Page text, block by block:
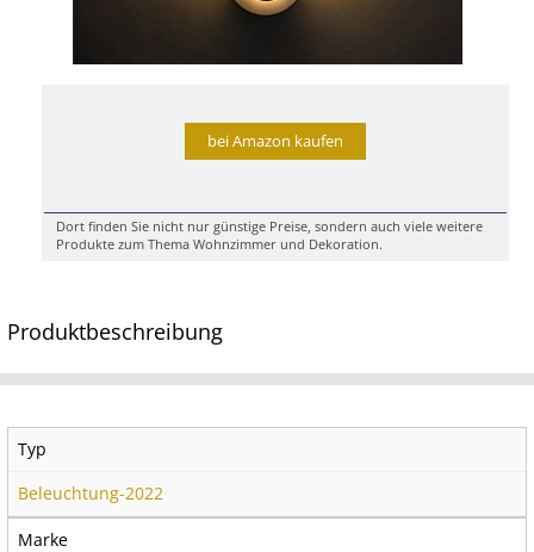
bei Amazon kaufen
Dort finden Sie nicht nur günstige Preise, sondern auch viele weitere
Produkte zum Thema Wohnzimmer und Dekoration.
Produktbeschreibung
Typ
Beleuchtung-2022
Marke